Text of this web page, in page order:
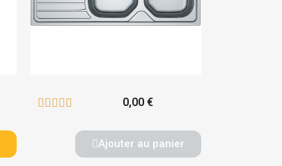
     0,00 €
Ajouter au panier